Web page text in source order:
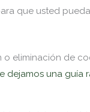
que usted
eliminación de
dejamos una guía